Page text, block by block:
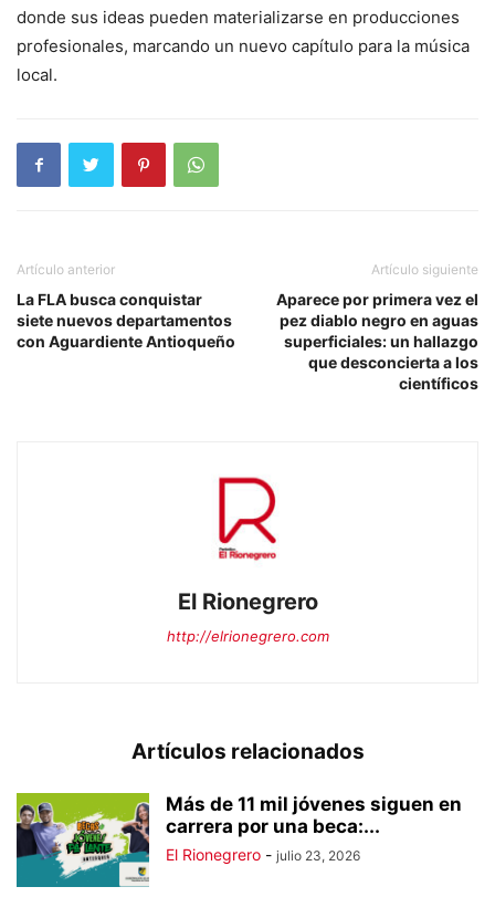
donde sus ideas pueden materializarse en producciones
profesionales, marcando un nuevo capítulo para la música
local.
Artículo anterior
La FLA busca conquistar
siete nuevos departamentos
con Aguardiente Antioqueño
Artículo siguiente
Aparece por primera vez el
pez diablo negro en aguas
superficiales: un hallazgo
que desconcierta a los
científicos
El Rionegrero
http://elrionegrero.com
Artículos relacionados
Más de 11 mil jóvenes siguen en
carrera por una beca:...
El Rionegrero - julio 23, 2026